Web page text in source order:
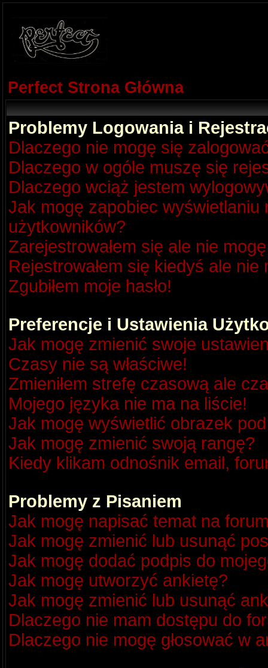
Perfect Strona Główna
Problemy Logowania i
Dlaczego nie mogę się
Dlaczego w ogóle muszę się
Dlaczego wciąż jestem
Jak mogę zapobiec
użytkowników?
Zarejestrowałem się ale nie
Rejestrowałem się kiedyś ale
Zgubiłem moje hasło!
Preferencje i Ustawienia
Jak mogę zmienić swoje
Czasy nie są właściwe!
Zmieniłem strefę czasową ale
Mojego języka nie ma na liście!
Jak mogę wyświetlić obrazek
Jak mogę zmienić swoją rangę?
Kiedy klikam odnośnik email,
Problemy z Pisaniem
Jak mogę napisać temat na
Jak mogę zmienić lub usunąć
Jak mogę dodać podpis do
Jak mogę utworzyć ankietę?
Jak mogę zmienić lub usunąć
Dlaczego nie mam dostępu do
Dlaczego nie mogę głosować w